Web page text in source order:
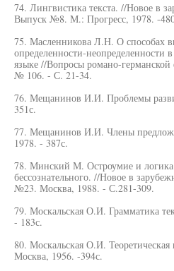
74. Лингвистика текста. //Новое в
Выпуск №8. М.: Прогресс, 1978. -
75. Масленникова Л.Н. О способах
определенности-неопределенности
языке //Вопросы романо-
№ 106. - С. 21-34.
76. Мещанинов И.И. Проблемы
351с.
77. Мещанинов И.И. Члены
1978. - 387с.
78. Минский М. Остроумие и логика
бессознательного. //Новое в
№23. Москва, 1988. - С.281-309.
79. Москальская О.И. Грамматика
- 183с.
80. Москальская О.И.
Москва, 1956. -394с.